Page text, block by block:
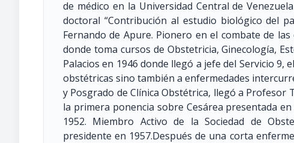
de médico en la Universidad Central de
doctoral “Contribución al estudio biológico del
Fernando de Apure. Pionero en el combate de
donde toma cursos de Obstetricia, Ginecología,
Palacios en 1946 donde llegó a jefe del Servicio
obstétricas sino también a enfermedades
y Posgrado de Clínica Obstétrica, llegó a
la primera ponencia sobre Cesárea presentada
1952. Miembro Activo de la Sociedad de
presidente en 1957.Después de una corta